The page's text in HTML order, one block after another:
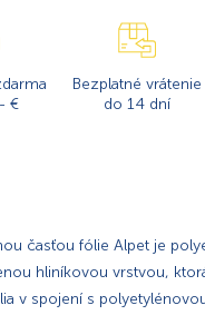
€
Bezplatné vrátenie
do 14 dní
časťou fólie Alpet je
hliníkovou vrstvou,
v spojení s